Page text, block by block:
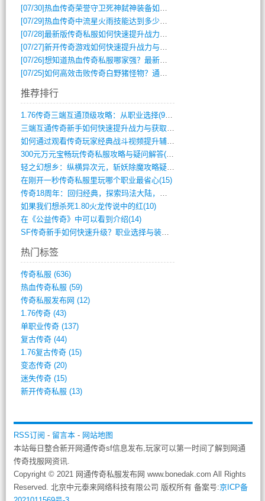
[07/30]热血传奇荣誉守卫死神弑神装备如何获取与佩戴攻略？
[07/29]热血传奇中流星火雨技能达到多少级可以开始练装备？
[07/28]最新版传奇私服如何快速提升战力与获取稀有装备？
[07/27]新开传奇游戏如何快速提升战力与获取稀有装备？
[07/26]想知道热血传奇私服哪家强？最新排行榜攻略全解析
[07/25]如何高效击败传奇白野猪怪物？通关技巧全解析
推荐排行
1.76传奇三端互通顶级攻略：从职业选择(972)
三端互通传奇新手如何快速提升战力与获取稀(379)
如何通过观看传奇玩家经典战斗视频提升辅助(661)
300元万元宝畅玩传奇私服攻略与疑问解答(828)
轻之幻想乡：纵横异次元，斩妖除魔攻略疑云(404)
在刚开一秒传奇私服里玩哪个职业最省心(15)
传奇18周年：回归经典，探索玛法大陆，寻(798)
如果我们想杀死1.80火龙传说中的红(10)
在《公益传奇》中可以看到介绍(14)
SF传奇新手如何快速升级？职业选择与装备(711)
热门标签
传奇私服 (636)
热血传奇私服 (59)
传奇私服发布网 (12)
1.76传奇(43)
单职业传奇(137)
复古传奇(44)
1.76复古传奇(15)
变态传奇(20)
迷失传奇(15)
新开传奇私服 (13)
RSS订阅 - 留言本- 网站地图
本站每日整合新开网通传奇sf信息发布,玩家可以第一时间了解到网通
传奇找服网资讯.
Copyright © 2021 网通传奇私服发布网 www.bonedak.com All Rights
Reserved. 北京中元泰来网络科技有限公司 版权所有 备案号:京ICP备